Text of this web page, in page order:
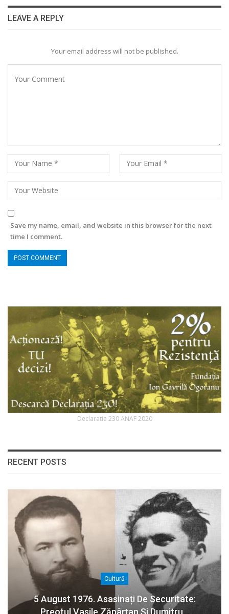
LEAVE A REPLY
Your email address will not be published.
Save my name, email, and website in this browser for the next
time I comment.
Declaratia 230 ANAF 2020
RECENT POSTS
Cultură
5 August 1976. Asasinați De Securitate:
Preotul Vasile Zăpârțan Și Dumitru…